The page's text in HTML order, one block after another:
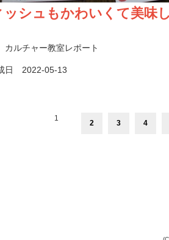
ッシュもかわいくて美味
カルチャー教室レポート
日 2022-05-13
1
2 3 4